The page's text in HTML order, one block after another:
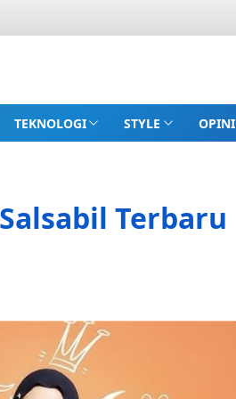
TEKNOLOGI STYLE OPINI
Terbaru